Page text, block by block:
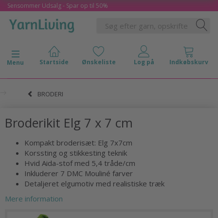
Sensommer Udsalg - Spar op til 50%
Skifte navigation
Menu
BRODERI
Broderikit Elg 7 x 7 cm
Kompakt broderisæt: Elg 7x7cm
Korssting og stikkesting teknik
Hvid Aida-stof med 5,4 tråde/cm
Inkluderer 7 DMC Mouliné farver
Detaljeret elgumotiv med realistiske træk
Mere information